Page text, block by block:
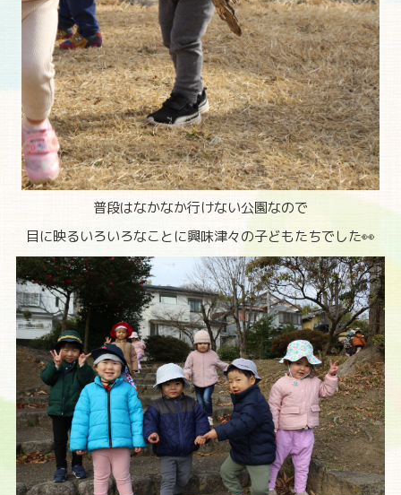
普段はなかなか行けない公園なので
目に映るいろいろなことに興味津々の子どもたちでした👀